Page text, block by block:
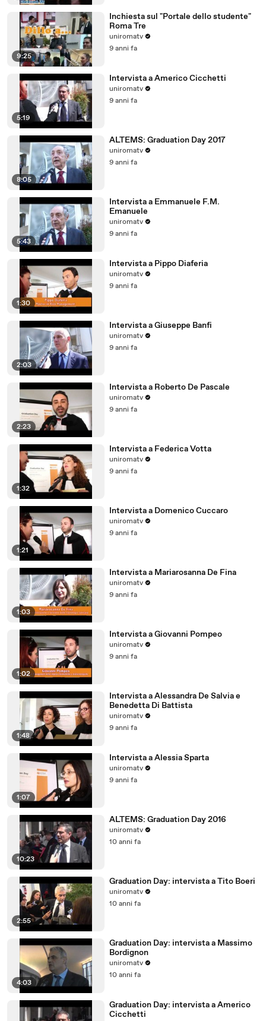
9:25
Inchiesta sul "Portale dello studente"
Roma Tre
uniromatv
9 anni fa
5:19
Intervista a Americo Cicchetti
uniromatv
9 anni fa
8:05
ALTEMS: Graduation Day 2017
uniromatv
9 anni fa
5:43
Intervista a Emmanuele F.M.
Emanuele
uniromatv
9 anni fa
1:30
Intervista a Pippo Diaferia
uniromatv
9 anni fa
2:03
Intervista a Giuseppe Banfi
uniromatv
9 anni fa
2:23
Intervista a Roberto De Pascale
uniromatv
9 anni fa
1:32
Intervista a Federica Votta
uniromatv
9 anni fa
1:21
Intervista a Domenico Cuccaro
uniromatv
9 anni fa
1:03
Intervista a Mariarosanna De Fina
uniromatv
9 anni fa
1:02
Intervista a Giovanni Pompeo
uniromatv
9 anni fa
1:48
Intervista a Alessandra De Salvia e
Benedetta Di Battista
uniromatv
9 anni fa
1:07
Intervista a Alessia Sparta
uniromatv
9 anni fa
10:23
ALTEMS: Graduation Day 2016
uniromatv
10 anni fa
2:55
Graduation Day: intervista a Tito Boeri
uniromatv
10 anni fa
4:03
Graduation Day: intervista a Massimo
Bordignon
uniromatv
10 anni fa
Graduation Day: intervista a Americo
Cicchetti